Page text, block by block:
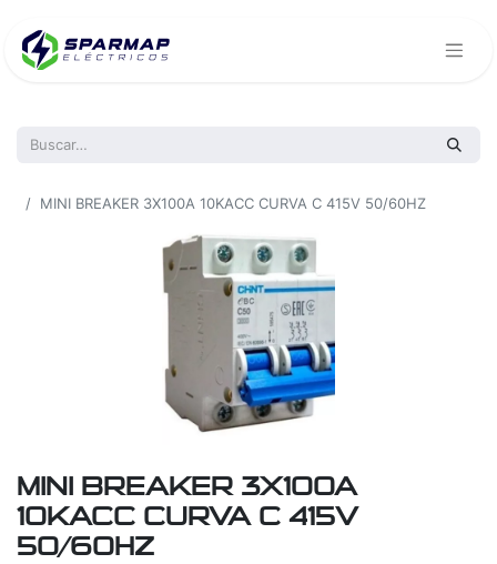
MINI BREAKER 3X100A 10KACC CURVA C 415V 50/60HZ
MINI BREAKER 3X100A
10KACC CURVA C 415V
50/60HZ